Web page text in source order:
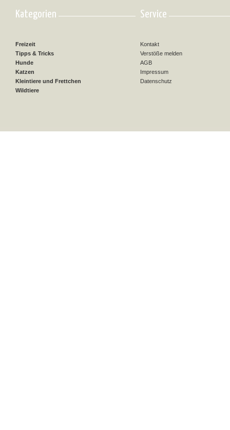
Kategorien
Freizeit
Tipps & Tricks
Hunde
Katzen
Kleintiere und Frettchen
Wildtiere
Service
Kontakt
Verstöße melden
AGB
Impressum
Datenschutz